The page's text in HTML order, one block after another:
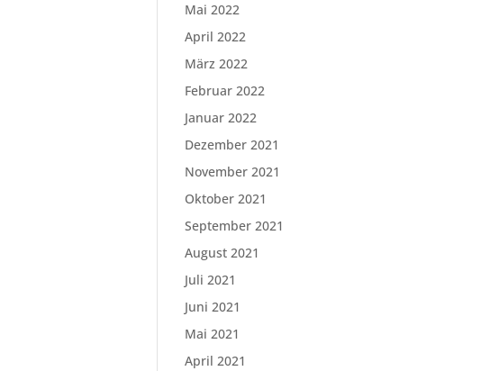
Mai 2022
April 2022
März 2022
Februar 2022
Januar 2022
Dezember 2021
November 2021
Oktober 2021
September 2021
August 2021
Juli 2021
Juni 2021
Mai 2021
April 2021